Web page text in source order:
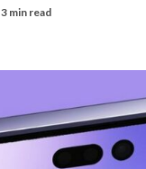
3 min read